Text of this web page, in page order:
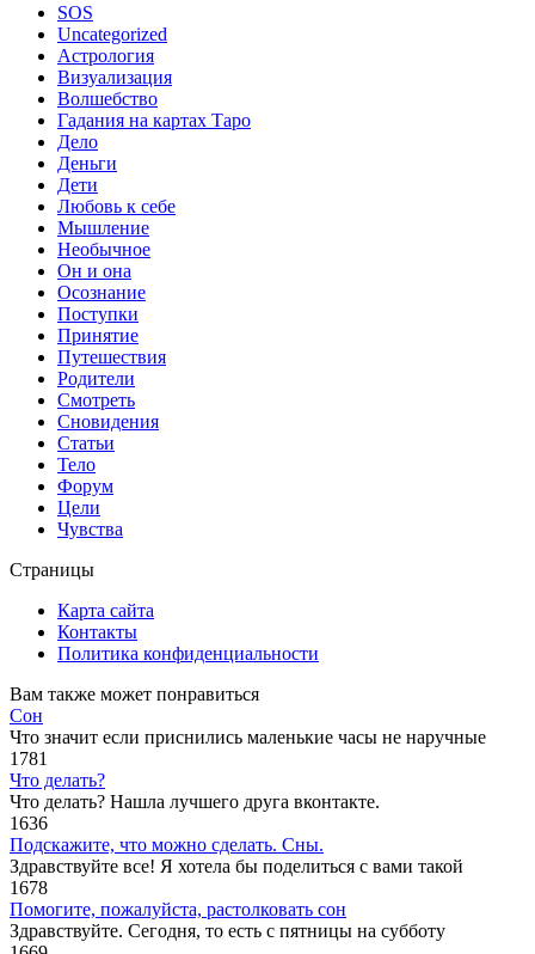
SOS
Uncategorized
Астрология
Визуализация
Волшебство
Гадания на картах Таро
Дело
Деньги
Дети
Любовь к себе
Мышление
Необычное
Он и она
Осознание
Поступки
Принятие
Путешествия
Родители
Смотреть
Сновидения
Статьи
Тело
Форум
Цели
Чувства
Страницы
Карта сайта
Контакты
Политика конфиденциальности
Вам также может понравиться
Сон
Что значит если приснились маленькие часы не наручные
1 781
Что делать?
Что делать? Нашла лучшего друга вконтакте.
1636
Подскажите, что можно сделать. Сны.
Здравствуйте все! Я хотела бы поделиться с вами такой
1678
Помогите, пожалуйста, растолковать сон
Здравствуйте. Сегодня, то есть с пятницы на субботу